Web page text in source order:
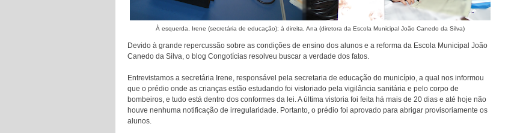
À esquerda, Irene (secretária de educação); à direita, Ana (diretora da Escola Municipal João Canedo da Silva)
Devido à grande repercussão sobre as condições de ensino dos alunos e a reforma da Escola Municipal João
Canedo da Silva, o blog Congotícias resolveu buscar a verdade dos fatos.
Entrevistamos a secretária Irene, responsável pela secretaria de educação do município, a qual nos informou
que o prédio onde as crianças estão estudando foi vistoriado pela vigilância sanitária e pelo corpo de
bombeiros, e tudo está dentro dos conformes da lei. A última vistoria foi feita há mais de 20 dias e até hoje não
houve nenhuma notificação de irregularidade. Portanto, o prédio foi aprovado para abrigar provisoriamente os
alunos.